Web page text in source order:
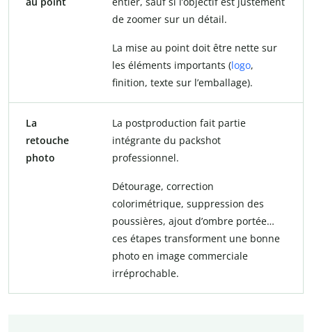
de zoomer sur un détail.
La mise au point doit être nette sur
les éléments importants (logo,
finition, texte sur l’emballage).
La
retouche
photo
La postproduction fait partie
intégrante du packshot
professionnel.
Détourage, correction
colorimétrique, suppression des
poussières, ajout d’ombre portée…
ces étapes transforment une bonne
photo en image commerciale
irréprochable.